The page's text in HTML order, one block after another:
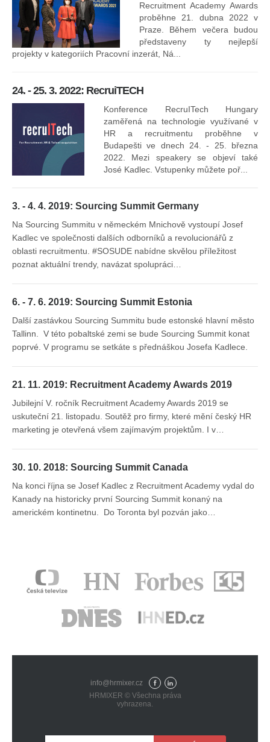
Recruitment Academy Awards
proběhne 21. dubna 2022 v
Praze. Během večera budou
představeny ty nejlepší
projekty v kategoriích Pracovní inzerát, Ná...
24. - 25. 3. 2022: RecruiTECH
Konference RecruITech Hungary
zaměřená na technologie využívané v
HR a recruitmentu proběhne v
Budapešti ve dnech 24. - 25. března
2022. Mezi speakery se objeví také
José Kadlec. Vstupenky můžete poř...
3. - 4. 4. 2019: Sourcing Summit Germany
Na Sourcing Summitu v německém Mnichově vystoupí Josef
Kadlec ve společnosti dalších odborníků a revolucionářů z
oblasti recruitmentu. #SOSUDE nabídne skvělou příležitost
poznat aktuální trendy, navázat spolupráci…
6. - 7. 6. 2019: Sourcing Summit Estonia
Další zastávkou Sourcing Summitu bude estonské hlavní město
Tallinn. V této pobaltské zemi se bude Sourcing Summit konat
poprvé. V programu se setkáte s přednáškou Josefa Kadlece.
21. 11. 2019: Recruitment Academy Awards 2019
Jubilejní V. ročník Recruitment Academy Awards 2019 se
uskuteční 21. listopadu. Soutěž pro firmy, které mění český HR
marketing je otevřená všem zajímavým projektům. I v…
30. 10. 2018: Sourcing Summit Canada
Na konci října se Josef Kadlec z Recruitment Academy vydal do
Kanady na historicky první Sourcing Summit konaný na
americkém kontinetnu. Do Toronta byl pozván jako…
info@hrmixer.cz
Fac
eb
Lin
HRMIXER © Všechna práva
vyhrazena.